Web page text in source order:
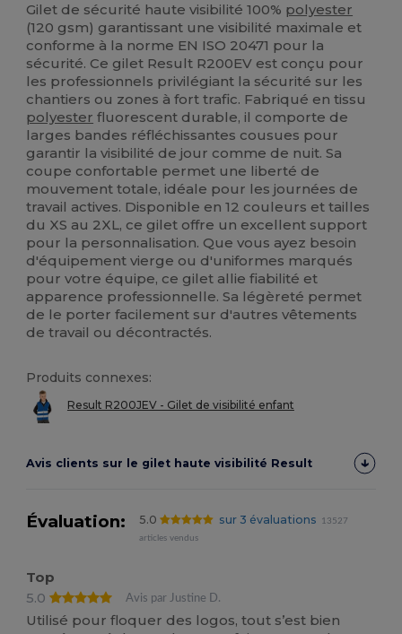
Gilet de sécurité haute visibilité 100% polyester
(120 gsm) garantissant une visibilité maximale et
conforme à la norme EN ISO 20471 pour la
sécurité. Ce gilet Result R200EV est conçu pour
les professionnels privilégiant la sécurité sur les
chantiers ou zones à fort trafic. Fabriqué en tissu
polyester fluorescent durable, il comporte de
larges bandes réfléchissantes cousues pour
garantir la visibilité de jour comme de nuit. Sa
coupe confortable permet une liberté de
mouvement totale, idéale pour les journées de
travail actives. Disponible en 12 couleurs et tailles
du XS au 2XL, ce gilet offre un excellent support
pour la personnalisation. Que vous ayez besoin
d'équipement vierge ou d'uniformes marqués
pour votre équipe, ce gilet allie fiabilité et
apparence professionnelle. Sa légèreté permet
de le porter facilement sur d'autres vêtements
de travail ou décontractés.
Produits connexes:
Result R200JEV - Gilet de visibilité enfant
Avis clients sur le gilet haute visibilité Result
Évaluation: 5.0 sur 3 évaluations
13527
articles vendus
Top
5.0
Avis par Justine D.
Utilisé pour floquer des logos, tout s’est bien